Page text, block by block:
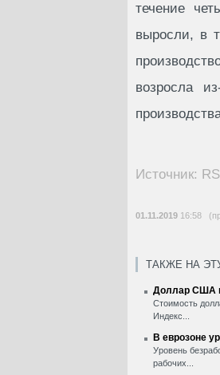
течение
выросли, в
возросла
Источник:
01.11.2019 16:58
ТАКЖЕ НА
Доллар США
Стоимость
Индекс...
В еврозоне
Уровень
рабочих...